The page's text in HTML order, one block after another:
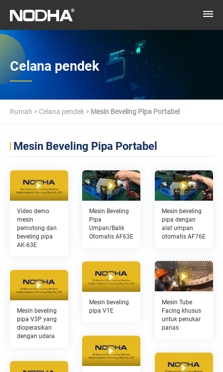
Celana pendek
Rumah > Celana pendek > Mesin Beveling Pipa Portabel
Mesin Beveling Pipa Portabel
Video demo
mesin
pemotong dan
beveling pipa
AK-63E
Mesin Beveling
Pipa
Umpan/Balik
Otomatis AF63E
Mesin beveling
pipa dengan
alat umpan
otomatis AF76E
Mesin Tube
Facing khusus
untuk penukar
panas
Mesin beveling
pipa V1E
Mesin beveling
pipa V3P yang
dioperasikan
dengan udara